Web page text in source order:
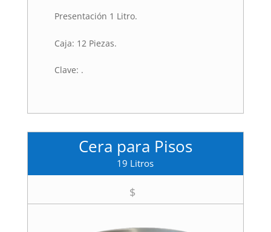
Presentación 1 Litro.
Caja: 12 Piezas.
Clave: .
Cera para Pisos
19 Litros
$